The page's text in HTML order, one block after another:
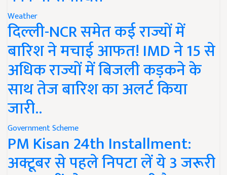
Weather
दिल्ली-NCR समेत कई राज्यों में
बारिश ने मचाई आफत! IMD ने 15 से
अधिक राज्यों में बिजली कड़कने के
साथ तेज बारिश का अलर्ट किया
जारी..
Government Scheme
PM Kisan 24th Installment:
अक्टूबर से पहले निपटा लें ये 3 जरूरी